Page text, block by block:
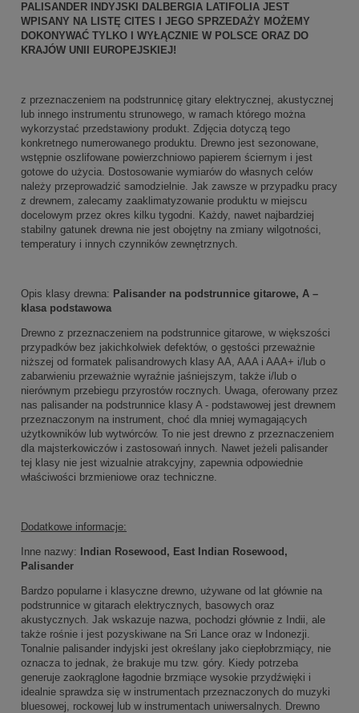
PALISANDER INDYJSKI DALBERGIA LATIFOLIA JEST
WPISANY NA LISTĘ CITES I JEGO SPRZEDAŻY MOŻEMY
DOKONYWAĆ TYLKO I WYŁĄCZNIE W POLSCE ORAZ DO
KRAJÓW UNII EUROPEJSKIEJ!
z przeznaczeniem na podstrunnicę gitary elektrycznej, akustycznej
lub innego instrumentu strunowego, w ramach którego można
wykorzystać przedstawiony produkt. Zdjęcia dotyczą tego
konkretnego numerowanego produktu. Drewno jest sezonowane,
wstępnie oszlifowane powierzchniowo papierem ściernym i jest
gotowe do użycia. Dostosowanie wymiarów do własnych celów
należy przeprowadzić samodzielnie. Jak zawsze w przypadku pracy
z drewnem, zalecamy zaaklimatyzowanie produktu w miejscu
docelowym przez okres kilku tygodni. Każdy, nawet najbardziej
stabilny gatunek drewna nie jest obojętny na zmiany wilgotności,
temperatury i innych czynników zewnętrznych.
Opis klasy drewna: Palisander na podstrunnice gitarowe, A –
klasa podstawowa
Drewno z przeznaczeniem na podstrunnice gitarowe, w większości
przypadków bez jakichkolwiek defektów, o gęstości przeważnie
niższej od formatek palisandrowych klasy AA, AAA i AAA+ i/lub o
zabarwieniu przeważnie wyraźnie jaśniejszym, także i/lub o
nierównym przebiegu przyrostów rocznych. Uwaga, oferowany przez
nas palisander na podstrunnice klasy A - podstawowej jest drewnem
przeznaczonym na instrument, choć dla mniej wymagających
użytkowników lub wytwórców. To nie jest drewno z przeznaczeniem
dla majsterkowiczów i zastosowań innych. Nawet jeżeli palisander
tej klasy nie jest wizualnie atrakcyjny, zapewnia odpowiednie
właściwości brzmieniowe oraz techniczne.
Dodatkowe informacje:
Inne nazwy:
Indian Rosewood, East Indian Rosewood,
Palisander
Bardzo popularne i klasyczne drewno, używane od lat głównie na
podstrunnice w gitarach elektrycznych, basowych oraz
akustycznych. Jak wskazuje nazwa, pochodzi głównie z Indii, ale
także rośnie i jest pozyskiwane na Sri Lance oraz w Indonezji.
Tonalnie palisander indyjski jest określany jako ciepłobrzmiący, nie
oznacza to jednak, że brakuje mu tzw. góry. Kiedy potrzeba
generuje zaokrąglone łagodnie brzmiące wysokie przydźwięki i
idealnie sprawdza się w instrumentach przeznaczonych do muzyki
bluesowej, rockowej lub w instrumentach uniwersalnych. Drewno